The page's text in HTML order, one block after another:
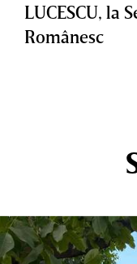
LUCESCU, la
Românesc